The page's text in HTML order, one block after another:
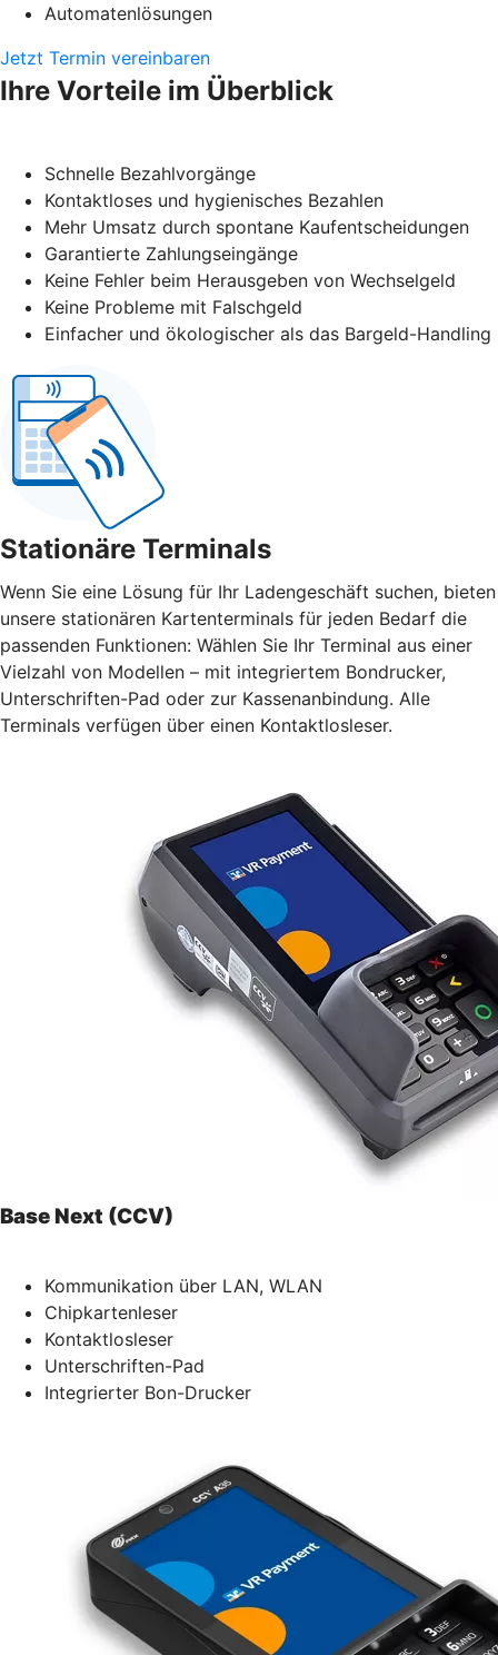
Automatenlösungen
Jetzt Termin vereinbaren
Ihre Vorteile im Überblick
Schnelle Bezahlvorgänge
Kontaktloses und hygienisches Bezahlen
Mehr Umsatz durch spontane Kaufentscheidungen
Garantierte Zahlungseingänge
Keine Fehler beim Herausgeben von Wechselgeld
Keine Probleme mit Falschgeld
Einfacher und ökologischer als das Bargeld-Handling
Stationäre Terminals
Wenn Sie eine Lösung für Ihr Ladengeschäft suchen, bieten
unsere stationären Kartenterminals für jeden Bedarf die
passenden Funktionen: Wählen Sie Ihr Terminal aus einer
Vielzahl von Modellen – mit integriertem Bondrucker,
Unterschriften-Pad oder zur Kassenanbindung. Alle
Terminals verfügen über einen Kontaktlosleser.
Base Next (CCV)
Kommunikation über LAN, WLAN
Chipkartenleser
Kontaktlosleser
Unterschriften-Pad
Integrierter Bon-Drucker